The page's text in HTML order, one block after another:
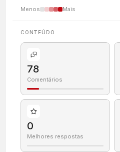
Menos Mais
CONTEÚDO
78
Comentários
0
Melhores respostas